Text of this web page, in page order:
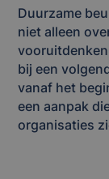
Duurzame
niet alleen
bij een
vanaf het
een aanpak
organisaties